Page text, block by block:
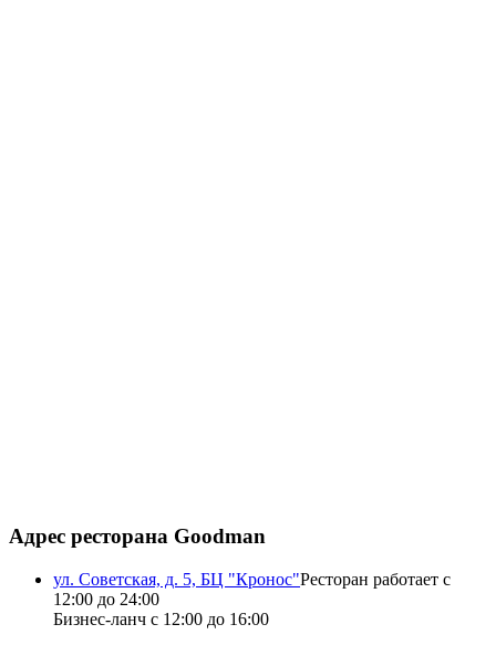
Адрес ресторана Goodman
ул. Советская, д. 5, БЦ "Кронос"Ресторан работает с
12:00 до 24:00
Бизнес-ланч с 12:00 до 16:00